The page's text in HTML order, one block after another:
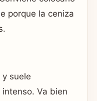
porque la ceniza
y suele
Va bien